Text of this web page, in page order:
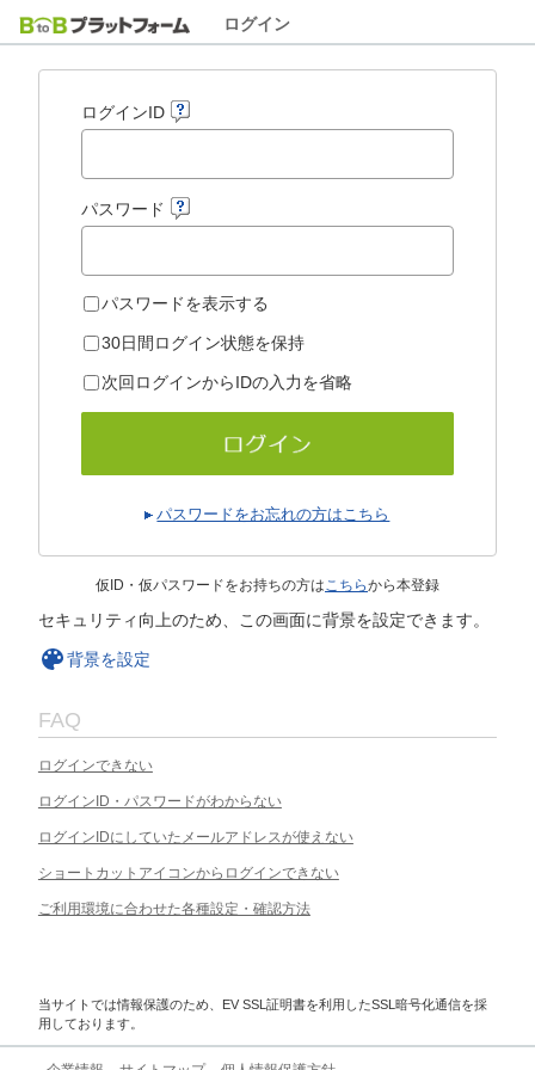
ログイン
ログインID
パスワード
パスワードを表示する
30日間ログイン状態を保持
次回ログインからIDの入力を省略
パスワードをお忘れの方はこちら
仮ID・仮パスワードをお持ちの方はこちらから本登録
セキュリティ向上のため、この画面に背景を設定できます。
背景を設定
FAQ
ログインできない
ログインID・パスワードがわからない
ログインIDにしていたメールアドレスが使えない
ショートカットアイコンからログインできない
ご利用環境に合わせた各種設定・確認方法
当サイトでは情報保護のため、EV SSL証明書を利用したSSL暗号化通信を採
用しております。